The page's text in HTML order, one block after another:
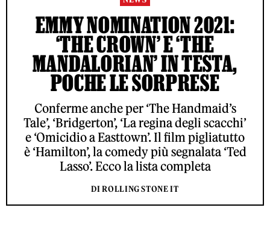
EMMY NOMINATION 2021:
‘THE CROWN’ E ‘THE
MANDALORIAN’ IN TESTA,
POCHE LE SORPRESE
Conferme anche per ‘The Handmaid’s
Tale’, ‘Bridgerton’, ‘La regina degli scacchi’
e ‘Omicidio a Easttown’. Il film pigliatutto
è ‘Hamilton’, la comedy più segnalata ‘Ted
Lasso’. Ecco la lista completa
DI ROLLING STONE IT